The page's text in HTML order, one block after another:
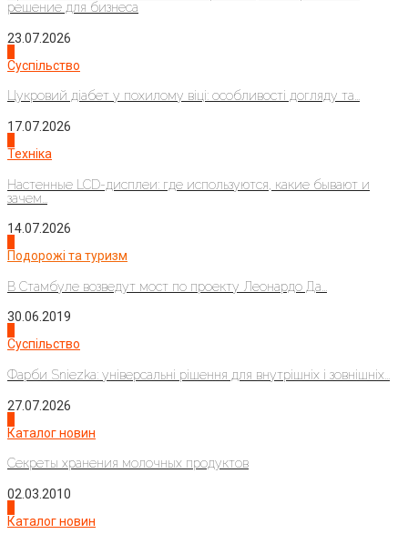
решение для бизнеса
23.07.2026
Суспільство
Цукровий діабет у похилому віці: особливості догляду та...
17.07.2026
Техніка
Настенные LCD-дисплеи: где используются, какие бывают и
зачем...
14.07.2026
Подорожі та туризм
В Стамбуле возведут мост по проекту Леонардо Да...
30.06.2019
Суспільство
Фарби Sniezka: універсальні рішення для внутрішніх і зовнішніх...
27.07.2026
Каталог новин
Секреты хранения молочных продуктов
02.03.2010
Каталог новин